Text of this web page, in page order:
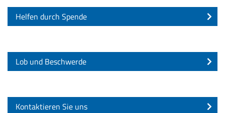
Helfen durch Spende
Lob und Beschwerde
Kontaktieren Sie uns